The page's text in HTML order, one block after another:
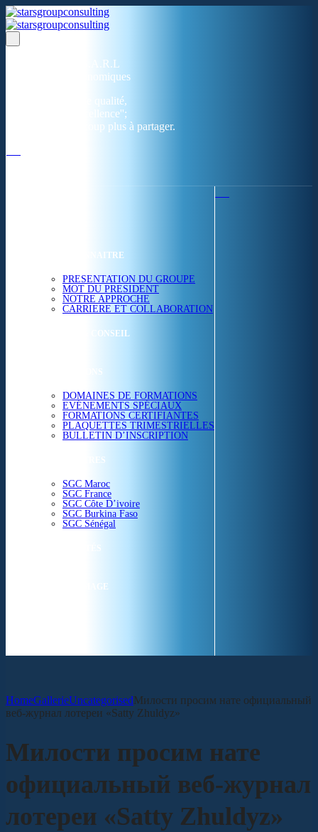
Un réseau de 05 S.A.R.L
dans 03 zones économiques
''Des prestations de qualité,
la garantie de l'excellence'';
Nous avons beaucoup plus à partager.
NOUS CONNAITRE
PRESENTATION DU GROUPE
MOT DU PRESIDENT
NOTRE APPROCHE
CARRIERE ET COLLABORATION
ETUDES & CONSEIL
FORMATIONS
DOMAINES DE FORMATIONS
EVÉNEMENTS SPÉCIAUX
FORMATIONS CERTIFIANTES
PLAQUETTES TRIMESTRIELLES
BULLETIN D’INSCRIPTION
NOS CENTRES
SGC Maroc
SGC France
SGC Côte D’ivoire
SGC Burkina Faso
SGC Sénégal
ACTUALITÉS
SGC EN IMAGE
HomeGallerieUncategorisedМилости просим нате официальный
веб-журнал лотереи «Satty Zhuldyz»
Милости просим нате
официальный веб-журнал
лотереи «Satty Zhuldyz»